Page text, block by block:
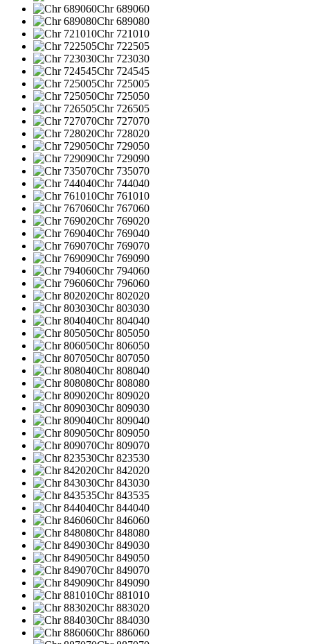
Chr 689060
Chr 689080
Chr 721010
Chr 722505
Chr 723030
Chr 724545
Chr 725005
Chr 725050
Chr 726505
Chr 727070
Chr 728020
Chr 729050
Chr 729090
Chr 735070
Chr 744040
Chr 761010
Chr 767060
Chr 769020
Chr 769040
Chr 769070
Chr 769090
Chr 794060
Chr 796060
Chr 802020
Chr 803030
Chr 804040
Chr 805050
Chr 806050
Chr 807050
Chr 808040
Chr 808080
Chr 809020
Chr 809030
Chr 809040
Chr 809050
Chr 809070
Chr 823530
Chr 842020
Chr 843030
Chr 843535
Chr 844040
Chr 846060
Chr 848080
Chr 849030
Chr 849050
Chr 849070
Chr 849090
Chr 881010
Chr 883020
Chr 884030
Chr 886060